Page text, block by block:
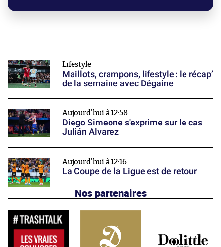
Lifestyle
Maillots, crampons, lifestyle : le récap’
de la semaine avec Dégaine
Aujourd'hui à 12:58
Diego Simeone s'exprime sur le cas
Julián Alvarez
Aujourd'hui à 12:16
La Coupe de la Ligue est de retour
Nos partenaires